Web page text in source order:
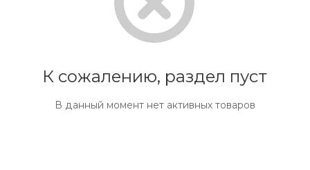
К сожалению, раздел пуст
В данный момент нет активных товаров